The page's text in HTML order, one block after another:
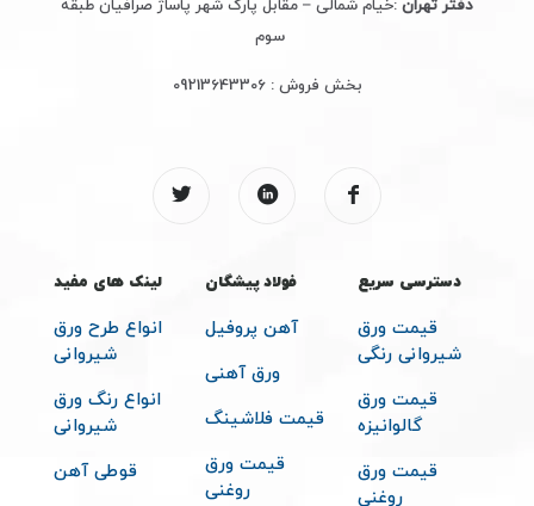
دفتر تهران :خیام شمالی – مقابل پارک شهر پاساژ صرافیان طبقه
سوم
بخش فروش :09213643306
دسترسی سریع
قیمت ورق
شیروانی رنگی
قیمت ورق
گالوانیزه
قیمت ورق
روغنی
فولاد پیشگان
آهن پروفیل
ورق آهنی
قیمت فلاشینگ
قیمت ورق
روغنی
لینک های مفید
انواع طرح ورق
شیروانی
انواع رنگ ورق
شیروانی
قوطی آهن